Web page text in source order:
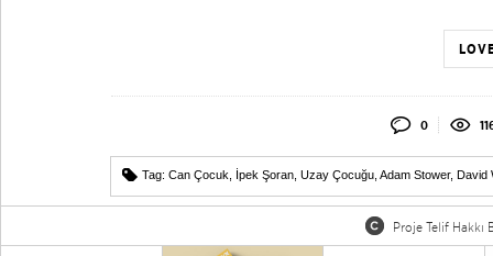
0
Tag: Can Çocuk İpek Şoran Uzay Çocuğu Adam Stower, David
Proje Telif Hakkı